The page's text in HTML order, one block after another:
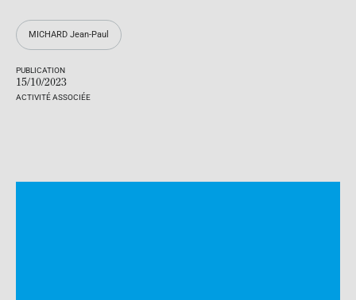
PUBLICATION
15/10/2023
ACTIVITÉ ASSOCIÉE
MICHARD Jean-Paul